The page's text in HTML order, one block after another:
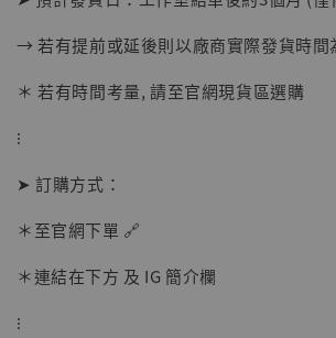
NT$ 1,500
NT$ 1,870
→ 若有提前或延後則以廠商實際發貨時間
＊ 若有時間考量, 請至官網現貨區選購
⁝
➤ 訂購方式：
＊至官網下單 🔗
＊連結在下方 及 IG 簡介欄
⁝